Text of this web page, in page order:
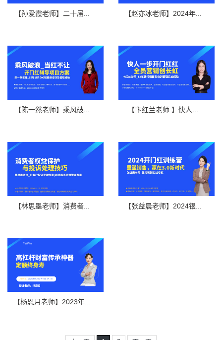
【孙爱霞老师】二十届... 【赵亦冰老师】2024年...
【陈一然老师】乘风破... 【卞红兰老师 】快人...
【林思墨老师】消费者... 【张益晨老师】2024银...
【杨恩月老师】2023年...